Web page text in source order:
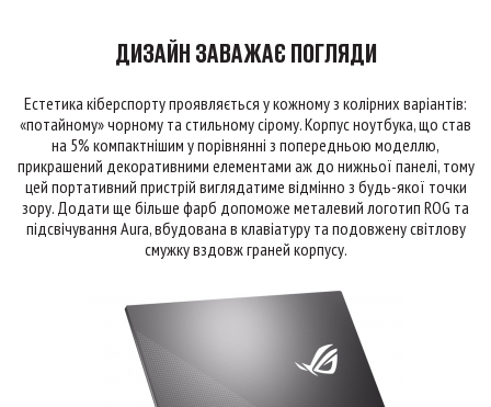
ДИЗАЙН ЗАВАЖАЄ ПОГЛЯДИ
Естетика кіберспорту проявляється у кожному з колірних варіантів:
«потайному» чорному та стильному сірому. Корпус ноутбука, що став
на 5% компактнішим у порівнянні з попередньою моделлю,
прикрашений декоративними елементами аж до нижньої панелі, тому
цей портативний пристрій виглядатиме відмінно з будь-якої точки
зору. Додати ще більше фарб допоможе металевий логотип ROG та
підсвічування Aura, вбудована в клавіатуру та подовжену світлову
смужку вздовж граней корпусу.